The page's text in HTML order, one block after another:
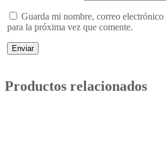
Guarda mi nombre, correo
para la próxima vez que comente.
Productos relacionados